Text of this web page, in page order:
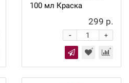
100 мл Краска
299 р.
+
-